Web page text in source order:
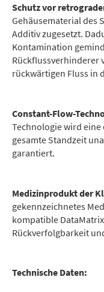
Schutz vor
Gehäusematerial des
Additiv zugesetzt.
Kontamination
Rückflussverhinderer
rückwärtigen Fluss in
Constant-Flow-
Technologie wird
gesamte Standzeit
garantiert.
Medizinprodukt der
gekennzeichnetes
kompatible
Rückverfolgbarkeit
Technische Daten: